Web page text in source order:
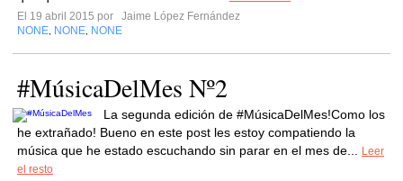
El 19 abril 2015 por
Jaime López Fernández
NONE NONE NONE
#MúsicaDelMes Nº2
La segunda edición de #MúsicaDelMes!Como los
he extrañado! Bueno en este post les estoy compatiendo la
música que he estado escuchando sin parar en el mes de...
Leer
el resto